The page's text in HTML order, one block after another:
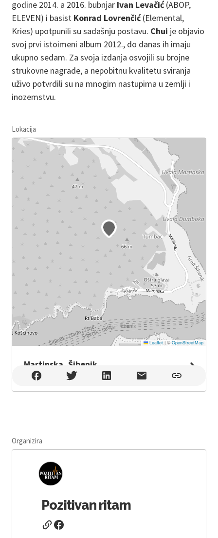
godine 2014. a 2016. bubnjar Ivan Levačić(ABOP,
ELEVEN) i basist Konrad Lovrenčić(Elemental,
Kries) upotpunili su sadašnju postavu. Chui je objavio
svoj prvi istoimeni album 2012., do danas ih imaju
ukupno sedam. Za svoja izdanja osvojili su brojne
strukovne nagrade, a nepobitnu kvalitetu sviranja
uživo potvrdili su na mnogim nastupima u zemlji i
inozemstvu.
Lokacija
Leaflet |© OpenStreetMap
Martinska, Šibenik
Martinska, Šibenik ,
Organizira
Pozitivan ritam